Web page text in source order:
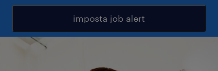
imposta job alert